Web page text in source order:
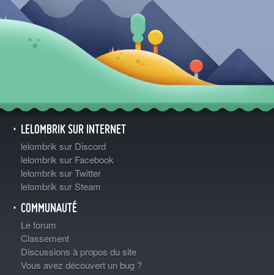
LELOMBRIK SUR INTERNET
lelombrik sur Discord
lelombrik sur Facebook
lelombrik sur Twitter
lelombrik sur Steam
COMMUNAUTÉ
Le forum
Classement
Discussions à propos du site
Vous avez découvert un bug ?